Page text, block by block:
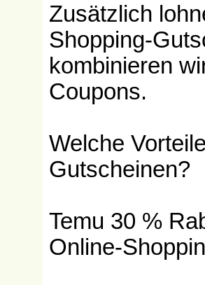
Zusätzlich
Shopping-
kombinieren
Coupons.
Welche
Gutscheinen?
Temu 30 %
Online-